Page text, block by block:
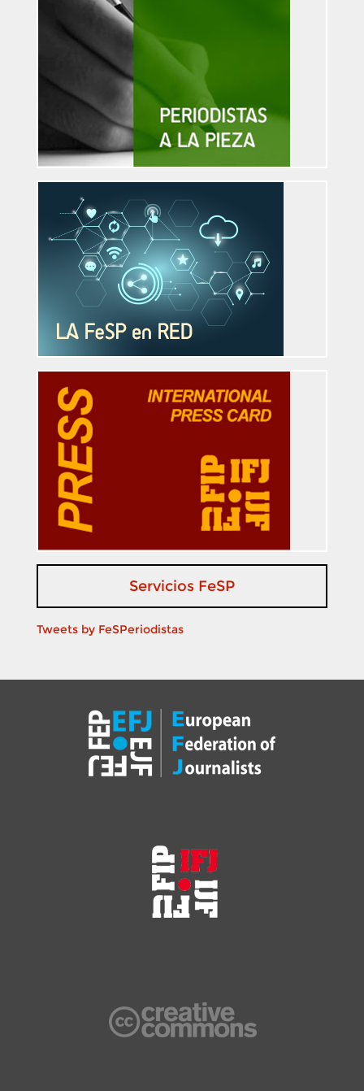
Servicios FeSP
Tweets by FeSPeriodistas